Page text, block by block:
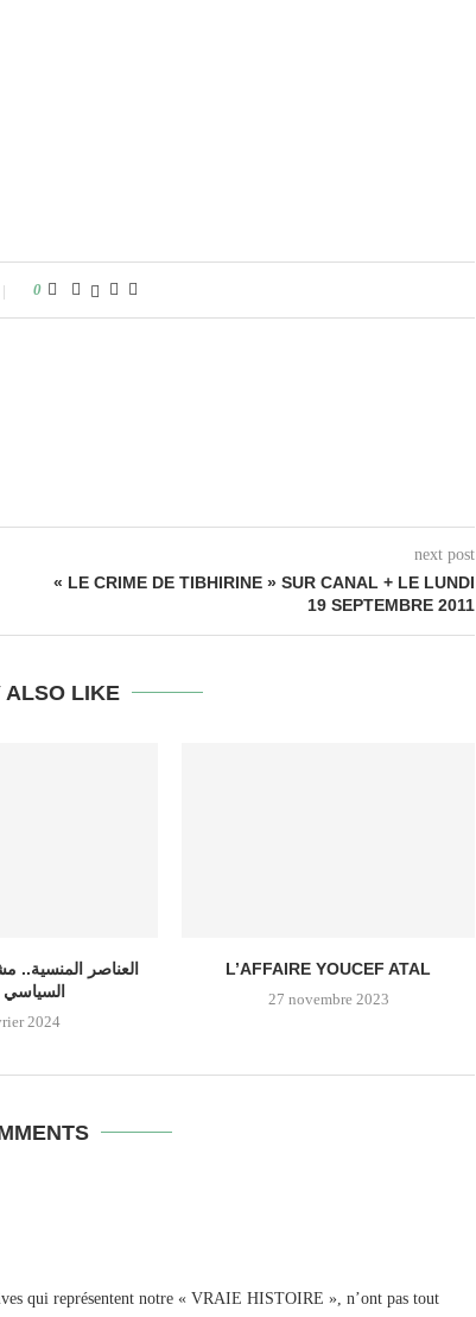
0
next post
« LE CRIME DE TIBHIRINE » SUR CANAL + LE LUNDI
19 SEPTEMBRE 2011
ALSO LIKE
العناصر المنسية..
السياسي
2024
L’AFFAIRE YOUCEF ATAL
27 novembre 2023
qui représentent notre « VRAIE HISTOIRE », n’ont pas tout